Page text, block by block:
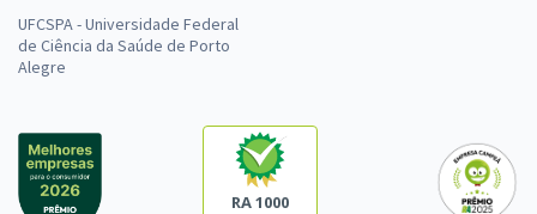
UFCSPA - Universidade Federal
de Ciência da Saúde de Porto
Alegre
RA 1000